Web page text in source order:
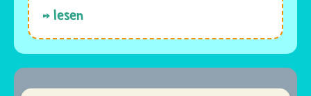
lesen